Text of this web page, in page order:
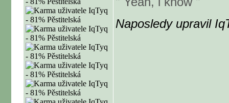
Naposledy upravil